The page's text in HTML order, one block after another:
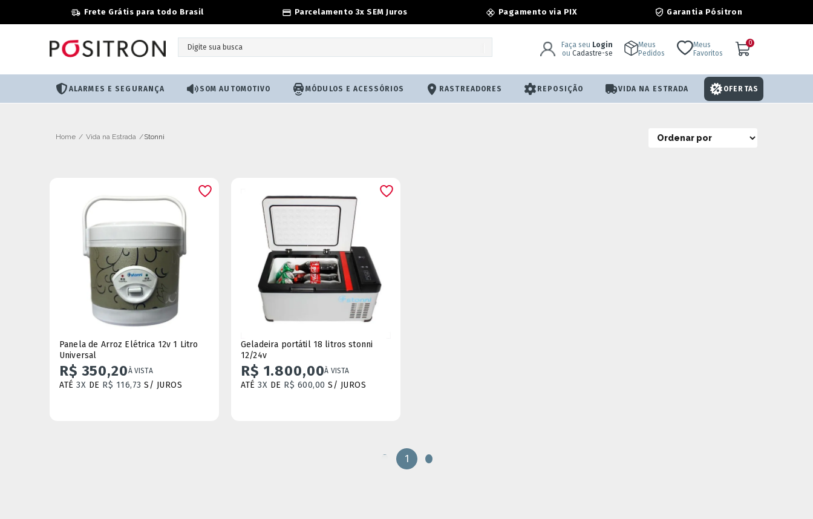
Frete Grátis para todo Brasil Parcelamento 3x SEM Juros Pagamento via PIX Garantia Pósitron
Faça seu Login
ou Cadastre-se
Meus
Pedidos
Meus
Favoritos
0
ALARMES E SEGURANÇA SOM AUTOMOTIVO MÓDULOS E ACESSÓRIOS RASTREADORES REPOSIÇÃO VIDA NA ESTRADA OFERTAS
Vida na Estrada Stonni Ordenar por
Panela de Arroz Elétrica 12v 1 Litro
Universal
R$ 350,20À VISTA
ATÉ 3X DE R$ 116,73 S/ JUROS
Geladeira portátil 18 litros stonni
12/24v
R$ 1.800,00À VISTA
ATÉ 3X DE R$ 600,00 S/ JUROS
1